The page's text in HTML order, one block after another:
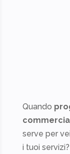
Quando
serve per
i tuoi servizi?